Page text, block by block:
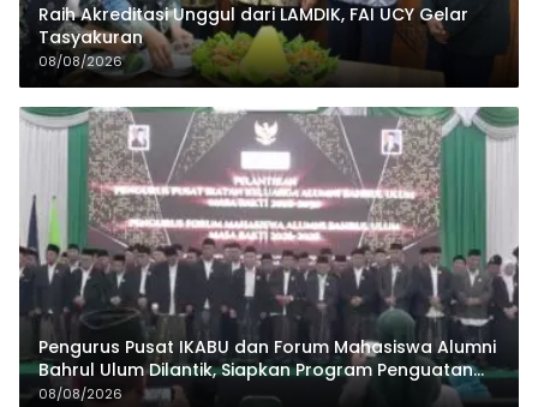
Raih Akreditasi Unggul dari LAMDIK, FAI UCY Gelar
Tasyakuran
08/08/2026
Pengurus Pusat IKABU dan Forum Mahasiswa Alumni
Bahrul Ulum Dilantik, Siapkan Program Penguatan
Organisasi dan Ekonomi
08/08/2026